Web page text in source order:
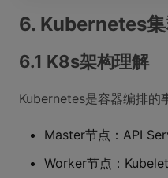
6. Kubernetes集
6.1 K8s架构理解
Kubernetes是容器编排的
Master节点：API
Worker节点：